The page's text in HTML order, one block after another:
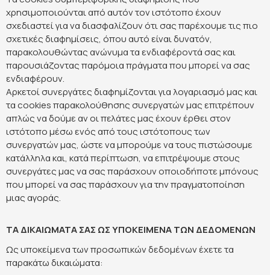
χρησιμοποιούνται από αυτόν τον ιστότοπο έχουν
σχεδιαστεί για να διασφαλίζουν ότι σας παρέχουμε τις πιο
σχετικές διαφημίσεις, όπου αυτό είναι δυνατόν,
παρακολουθώντας ανώνυμα τα ενδιαφέροντά σας και
παρουσιάζοντας παρόμοια πράγματα που μπορεί να σας
ενδιαφέρουν.
Αρκετοί συνεργάτες διαφημίζονται για λογαριασμό μας και
τα cookies παρακολούθησης συνεργατών μας επιτρέπουν
απλώς να δούμε αν οι πελάτες μας έχουν έρθει στον
ιστότοπο μέσω ενός από τους ιστότοπους των
συνεργατών μας, ώστε να μπορούμε να τους πιστώσουμε
κατάλληλα και, κατά περίπτωση, να επιτρέψουμε στους
συνεργάτες μας να σας παράσχουν οποιοδήποτε μπόνους
που μπορεί να σας παράσχουν για την πραγματοποίηση
μιας αγοράς.
ΤΑ ΔΙΚΑΙΩΜΑΤΑ ΣΑΣ ΩΣ ΥΠΟΚΕΙΜΕΝΑ ΤΩΝ ΔΕΔΟΜΕΝΩΝ
Ως υποκείμενα των προσωπικών δεδομένων έχετε τα
παρακάτω δικαιώματα: